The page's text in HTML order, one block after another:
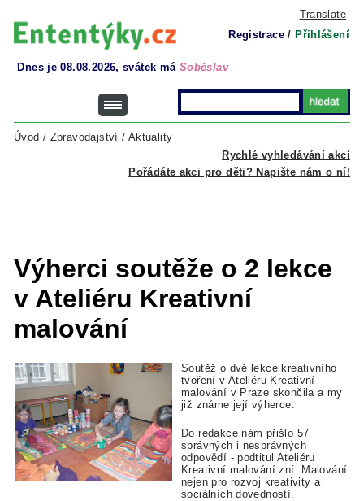
Translate
Registrace / Přihlášení
Dnes je 08.08.2026, svátek má Soběslav
Rychlé vyhledávání akcí
Úvod / Zpravodajství / Aktuality
Pořádáte akci pro děti? Napište nám o ní!
Výherci soutěže o 2 lekce
v Ateliéru Kreativní
malování
Soutěž o dvě lekce kreativního
tvoření v Ateliéru Kreativní
malování v Praze skončila a my
již známe její výherce.
Do redakce nám přišlo 57
správných i nesprávných
odpovědí - podtitul Ateliéru
Kreativní malování zní: Malování
nejen pro rozvoj kreativity a
sociálních dovedností.